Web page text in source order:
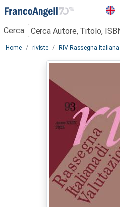
Menu
Cerca:
Main content
Home riviste RIV Rassegna